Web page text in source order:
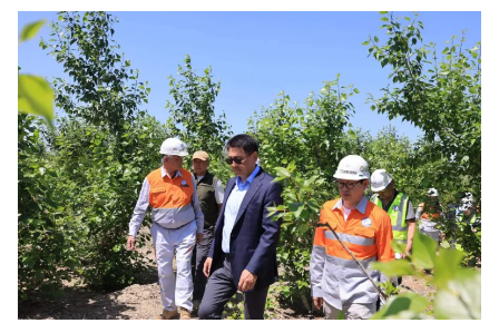
а
а
л
ц
а
х
э
э
х